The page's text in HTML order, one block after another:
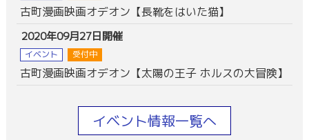
古町漫画映画オデオン【長靴をはいた猫】
2020年09月27日開催
イベント 受付中
古町漫画映画オデオン【太陽の王子 ホルスの大冒険】
イベント情報一覧へ